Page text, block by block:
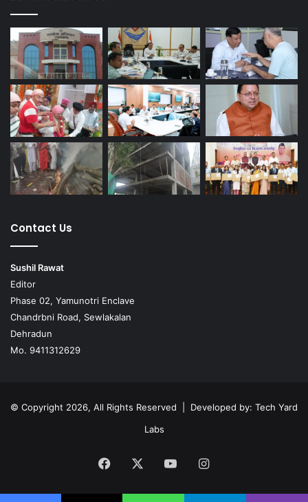
Contact Us
Sushil Rawat
Editor
Phase 02, Yamunotri Enclave
Chandrbni Road, Sewlakalan
Dehradun
Mo. 9411312629
© Copyright 2026, All Rights Reserved | Developed by: Tech Yard
Labs
Facebook YouTubeInstagram